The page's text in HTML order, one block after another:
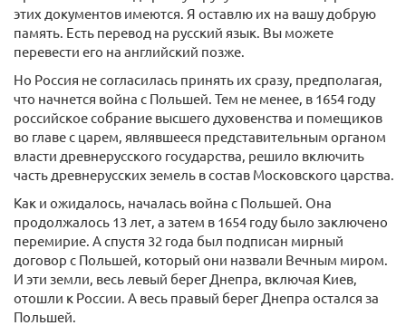
этих документов имеются. Я оставлю их на вашу добрую
память. Есть перевод на русский язык. Вы можете
перевести его на английский позже.
Но Россия не согласилась принять их сразу, предполагая,
что начнется война с Польшей. Тем не менее, в 1654 году
российское собрание высшего духовенства и помещиков
во главе с царем, являвшееся представительным органом
власти древнерусского государства, решило включить
часть древнерусских земель в состав Московского царства.
Как и ожидалось, началась война с Польшей. Она
продолжалось 13 лет, а затем в 1654 году было заключено
перемирие. А спустя 32 года был подписан мирный
договор с Польшей, который они назвали Вечным миром.
И эти земли, весь левый берег Днепра, включая Киев,
отошли к России. А весь правый берег Днепра остался за
Польшей.